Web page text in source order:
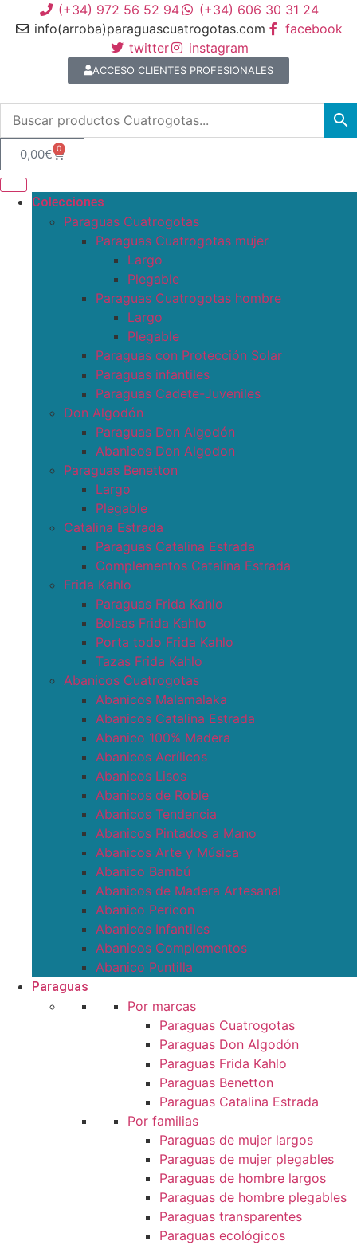
(+34) 972 56 52 94
(+34) 606 30 31 24
info(arroba)paraguascuatrogotas.com
facebook
twitter
instagram
ACCESO CLIENTES PROFESIONALES
0,00€ 0
Colecciones
Paraguas Cuatrogotas
Paraguas Cuatrogotas mujer
Largo
Plegable
Paraguas Cuatrogotas hombre
Largo
Plegable
Paraguas con Protección Solar
Paraguas infantiles
Paraguas Cadete-Juveniles
Don Algodón
Paraguas Don Algodón
Abanicos Don Algodon
Paraguas Benetton
Largo
Plegable
Catalina Estrada
Paraguas Catalina Estrada
Complementos Catalina Estrada
Frida Kahlo
Paraguas Frida Kahlo
Bolsas Frida Kahlo
Porta todo Frida Kahlo
Tazas Frida Kahlo
Abanicos Cuatrogotas
Abanicos Malamalaka
Abanicos Catalina Estrada
Abanico 100% Madera
Abanicos Acrílicos
Abanicos Lisos
Abanicos de Roble
Abanicos Tendencia
Abanicos Pintados a Mano
Abanicos Arte y Música
Abanico Bambú
Abanicos de Madera Artesanal
Abanico Pericon
Abanicos Infantiles
Abanicos Complementos
Abanico Puntilla
Paraguas
Por marcas
Paraguas Cuatrogotas
Paraguas Don Algodón
Paraguas Frida Kahlo
Paraguas Benetton
Paraguas Catalina Estrada
Por familias
Paraguas de mujer largos
Paraguas de mujer plegables
Paraguas de hombre largos
Paraguas de hombre plegables
Paraguas transparentes
Paraguas ecológicos